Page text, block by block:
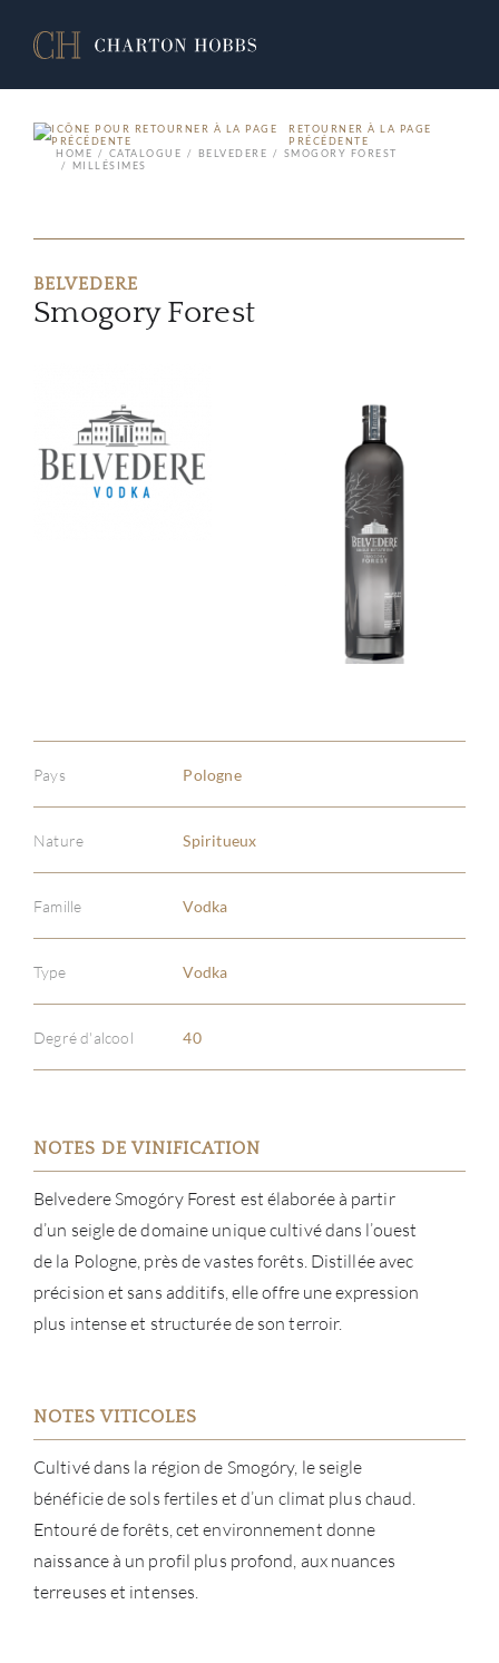
RETOURNER À LA PAGE
PRÉCÉDENTE
HOME
CATALOGUE BELVEDERE
SMOGORY FOREST
MILLÉSIMES
BELVEDERE
Smogory Forest
Pays Pologne
Nature Spiritueux
Famille Vodka
Type Vodka
Degré d'alcool 40
NOTES DE VINIFICATION
Belvedere Smogóry Forest est élaborée à partir
d’un seigle de domaine unique cultivé dans l’ouest
de la Pologne, près de vastes forêts. Distillée avec
précision et sans additifs, elle offre une expression
plus intense et structurée de son terroir.
NOTES VITICOLES
Cultivé dans la région de Smogóry, le seigle
bénéficie de sols fertiles et d’un climat plus chaud.
Entouré de forêts, cet environnement donne
naissance à un profil plus profond, aux nuances
terreuses et intenses.